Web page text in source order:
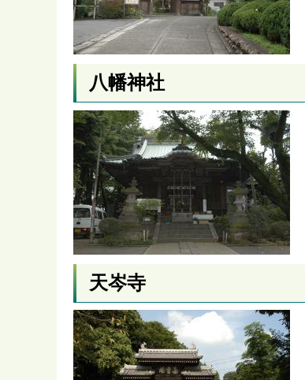
八幡神社
天岑寺